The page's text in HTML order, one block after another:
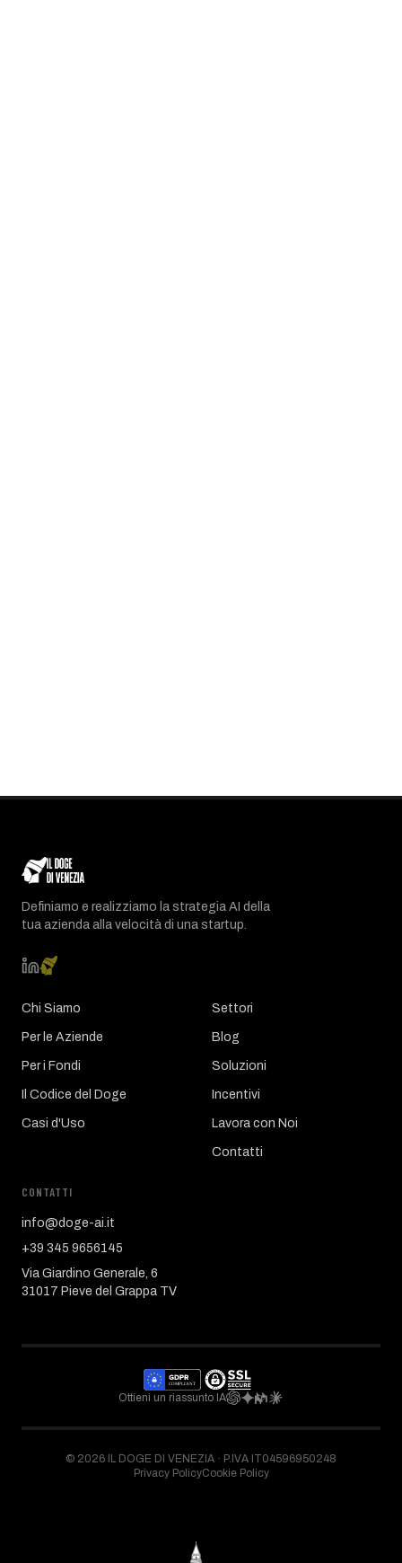
Definiamo e realizziamo la strategia AI della
tua azienda alla velocità di una startup.
Chi Siamo
Per le Aziende
Per i Fondi
Il Codice del Doge
Casi d'Uso
Settori
Blog
Soluzioni
Incentivi
Lavora con Noi
Contatti
CONTATTI
info@doge-ai.it
+39 345 9656145
Via Giardino Generale, 6
31017 Pieve del Grappa TV
Ottieni un riassunto IA
© 2026 IL DOGE DI VENEZIA · P.IVA IT04596950248
Privacy PolicyCookie Policy